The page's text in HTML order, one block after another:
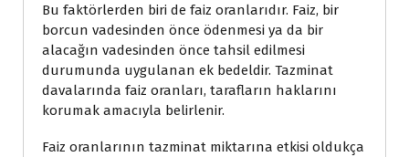
Bu faktörlerden biri de faiz oranlarıdır. Faiz, bir
borcun vadesinden önce ödenmesi ya da bir
alacağın vadesinden önce tahsil edilmesi
durumunda uygulanan ek bedeldir. Tazminat
davalarında faiz oranları, tarafların haklarını
korumak amacıyla belirlenir.
Faiz oranlarının tazminat miktarına etkisi oldukça